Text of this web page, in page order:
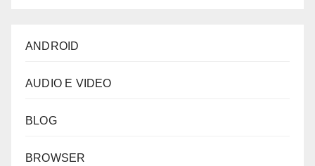
ANDROID
AUDIO E VIDEO
BLOG
BROWSER